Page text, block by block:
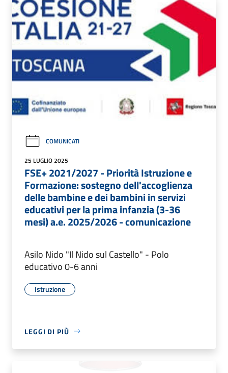
COMUNICATI
25 LUGLIO 2025
FSE+ 2021/2027 - Priorità Istruzione e
Formazione: sostegno dell'accoglienza
delle bambine e dei bambini in servizi
educativi per la prima infanzia (3-36
mesi) a.e. 2025/2026 - comunicazione
Asilo Nido "Il Nido sul Castello" - Polo
educativo 0-6 anni
Istruzione
LEGGI DI PIÙ